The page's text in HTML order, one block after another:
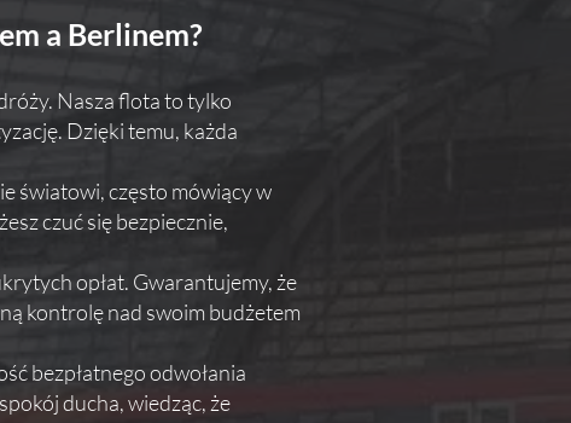
a Berlinem?
Nasza flota to tylko
Dzięki temu, każda
światowi, często mówiący w
czuć się bezpiecznie,
opłat. Gwarantujemy, że
kontrolę nad swoim budżetem
bezpłatnego odwołania
ducha, wiedząc, że